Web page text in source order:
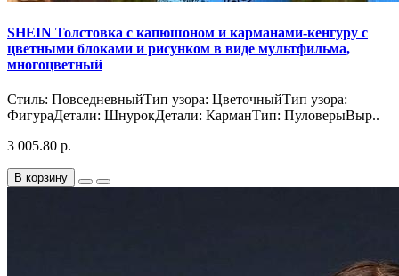
SHEIN Толстовка с капюшоном и карманами-кенгуру с
цветными блоками и рисунком в виде мультфильма,
многоцветный
Стиль: ПовседневныйТип узора: ЦветочныйТип узора:
ФигураДетали: ШнурокДетали: КарманТип: ПуловерыВыр..
3 005.80 р.
В корзину